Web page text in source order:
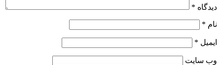
دیدگاه *
نام *
ایمیل *
وب‌ سایت